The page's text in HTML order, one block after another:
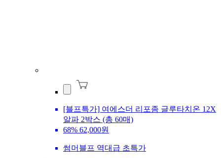
[블프특가] 여에스더 리포좀 글루타치온 12X
알파 2박스 (총 60매)
68% 62,000원
썸머블프 역대급 초특가